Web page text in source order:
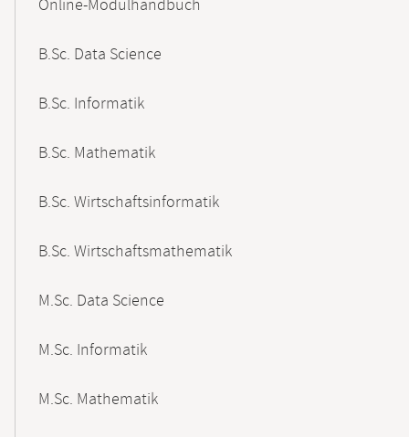
NavigationOnline-Modulhandbuch
B.Sc. Data Science
B.Sc. Informatik
B.Sc. Mathematik
B.Sc. Wirtschaftsinformatik
B.Sc. Wirtschaftsmathematik
M.Sc. Data Science
M.Sc. Informatik
M.Sc. Mathematik